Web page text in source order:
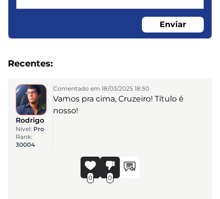
Enviar
Recentes:
Rodrigo
Nível: Pro
Rank:
30004
Comentado em 18/03/2025 18:50
Vamos pra cima, Cruzeiro! Título é
nosso!
0 0